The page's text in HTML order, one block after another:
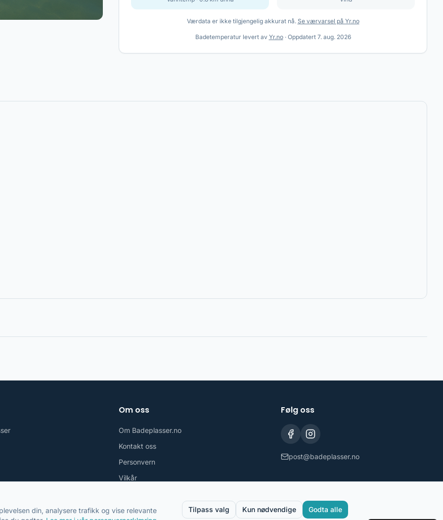
din, analysere trafikk og vise relevante
Tilpass valg Kun nødvendige Godta alle
Værdata er ikke tilgjengelig akkurat nå. Se værvarsel på Yr.no
Badetemperatur levert av Yr.no· Oppdatert 7. aug. 2026
Om oss
Om Badeplasser.no
Kontakt oss
Personvern
Vilkår
Følg oss
post@badeplasser.no